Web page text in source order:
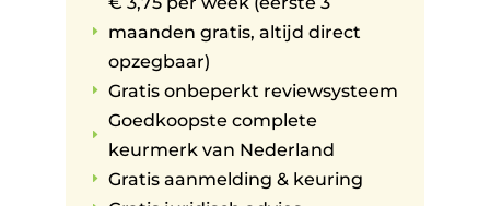
E
maanden gratis, altijd direct
opzegbaar)
E Gratis onbeperkt reviewsysteem
E
Goedkoopste complete
keurmerk van Nederland
E Gratis aanmelding & keuring